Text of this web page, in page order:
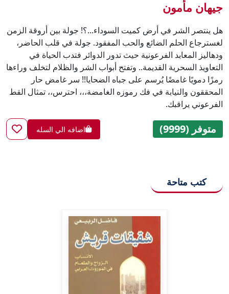
هل ينتصر الشر في أرض كميت السوداء...؟! جولة بين أروقة الزمن
لغسترجاع الحلم الضائع والحب المفقود. جولة في قلب الحاضر،
ودهاليز المعابد الفرعونية حيث تدور الدوائر فتدب الحياة في
التعاويذ السحرية القديمة.. وتفتح أبواب الشر والظلام لتخلف وراءها
رمزًا دمويًا غامضًا يُرسم على جباه الضحايا!! سر غامض حار
المحققون والنيابة في فك رموزه الغامضة،،، احترس،، تمثال القط
الفرعوني يراقبك.
متوفر (9999) اضافه الي السله
كتب متاحة